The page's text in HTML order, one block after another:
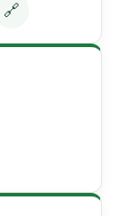
🔗